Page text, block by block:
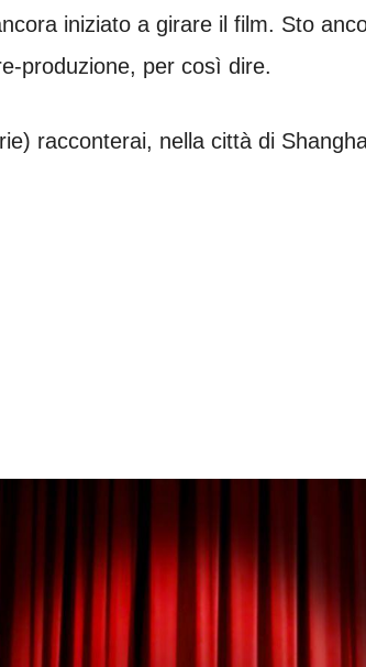
iniziato a girare il film. Sto
produzione, per così dire.
racconterai, nella città di